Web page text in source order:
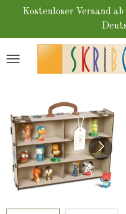
Zum
springen
Kostenloser Versand